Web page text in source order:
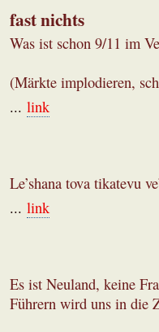
fast nichts
Was ist schon 9/11 im
(Märkte implodieren,
... link
Le’shana tova tikatevu
... link
Es ist Neuland, keine
Führern wird uns in die